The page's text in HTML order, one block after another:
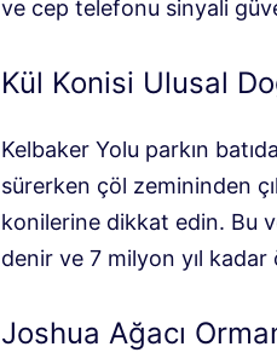
ve cep telefonu sinyali
Kül Konisi Ulusal
Kelbaker Yolu parkın
sürerken çöl zemininden
konilerine dikkat edin. Bu
denir ve 7 milyon yıl kadar
Joshua Ağacı